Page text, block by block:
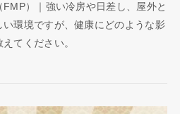
FMP）｜強い冷房や日差し、屋外と
い環境ですが、健康にどのような影
てください。